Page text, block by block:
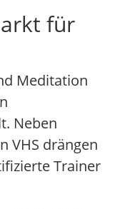
für
Meditation
Neben
VHS drängen
Trainer